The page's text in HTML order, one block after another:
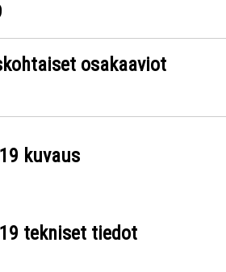
osakaaviot
kuvaus
tekniset tiedot